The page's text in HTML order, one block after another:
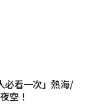
必看一次」熱海/
空！